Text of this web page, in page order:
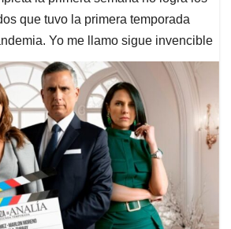
que tuvo la primera temporada
Yo me llamo sigue invencible